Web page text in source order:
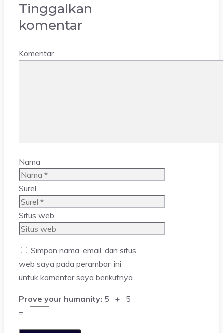
Tinggalkan
komentar
Komentar
Nama
Surel
Situs web
Simpan nama, email, dan situs
web saya pada peramban ini
untuk komentar saya berikutnya.
Prove your humanity: 5 + 5
=